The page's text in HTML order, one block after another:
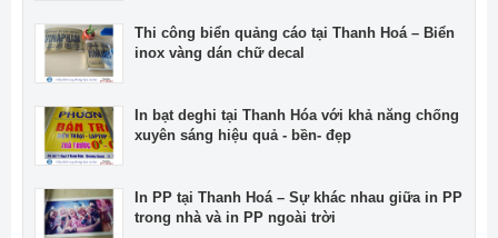
Thi công biển quảng cáo tại Thanh Hoá – Biển
inox vàng dán chữ decal
In bạt deghi tại Thanh Hóa với khả năng chống
xuyên sáng hiệu quả - bền- đẹp
In PP tại Thanh Hoá – Sự khác nhau giữa in PP
trong nhà và in PP ngoài trời